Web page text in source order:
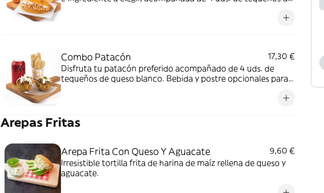
Combo Patacón
17,30 €
Disfruta tu patacón preferido acompañado de 4 uds. de
tequeños de queso blanco. Bebida y postre opcionales para
Arepas Fritas
Arepa Frita Con Queso Y Aguacate
9,60 €
Irresistible tortilla frita de harina de maíz rellena de queso y
aguacate.